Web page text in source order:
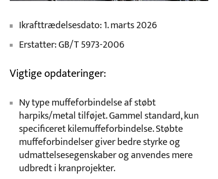
Ikrafttrædelsesdato: 1. marts 2026
Erstatter: GB/T 5973-2006
Vigtige opdateringer:
Ny type muffeforbindelse af støbt
harpiks/metal tilføjet. Gammel standard, kun
specificeret kilemuffeforbindelse. Støbte
muffeforbindelser giver bedre styrke og
udmattelsesegenskaber og anvendes mere
udbredt i kranprojekter.